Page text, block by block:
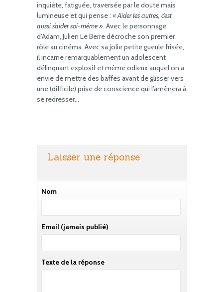
inquiète, fatiguée, traversée par le doute mais
lumineuse et qui pense : « Aider les autres, c’est
aussi s’aider soi-même ». Avec le personnage
d’Adam, Julien Le Berre décroche son premier
rôle au cinéma. Avec sa jolie petite gueule frisée,
il incarne remarquablement un adolescent
délinquant explosif et même odieux auquel on a
envie de mettre des baffes avant de glisser vers
une (difficile) prise de conscience qui l’amènera à
se redresser…
Laisser une réponse
Nom
Email (jamais publié)
Texte de la réponse